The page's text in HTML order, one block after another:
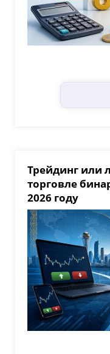
Трейдинг или
торговле
2026 году